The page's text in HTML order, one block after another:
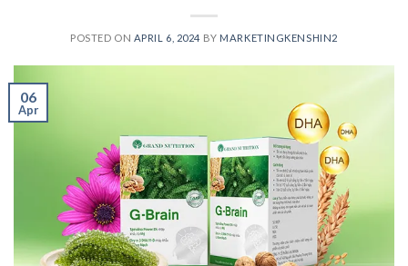
POSTED ON APRIL 6, 2024 BY MARKETINGKENSHIN2
06
Apr